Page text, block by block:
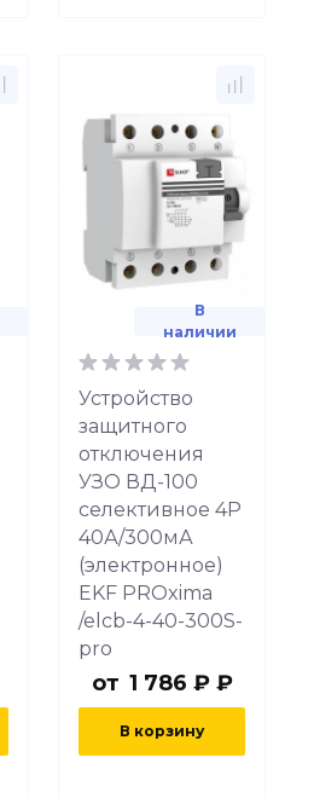
В
наличии
Устройство
защитного
отключения
УЗО ВД-100
селективное 4P
40А/300мА
(электронное)
EKF PROxima
/elcb-4-40-300S-
pro
от 1 786 ₽ ₽
В корзину